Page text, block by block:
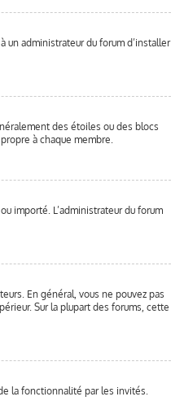
un administrateur du forum d’installer
des étoiles ou des blocs
à chaque membre.
importé. L’administrateur du forum
En général, vous ne pouvez pas
Sur la plupart des forums, cette
la fonctionnalité par les invités.